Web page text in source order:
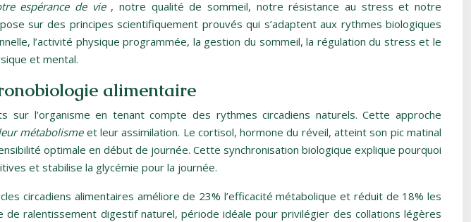
espérance de vie , notre qualité de sommeil, notre résistance au stress et notre
sur des principes scientifiquement prouvés qui s’adaptent aux rythmes biologiques
l’activité physique programmée, la gestion du sommeil, la régulation du stress et le
et mental.
alimentaire
sur l’organisme en tenant compte des rythmes circadiens naturels. Cette approche
métabolisme et leur assimilation. Le cortisol, hormone du réveil, atteint son pic matinal
optimale en début de journée. Cette synchronisation biologique explique pourquoi
et stabilise la glycémie pour la journée.
circadiens alimentaires améliore de 23% l’efficacité métabolique et réduit de 18% les
ralentissement digestif naturel, période idéale pour privilégier des collations légères